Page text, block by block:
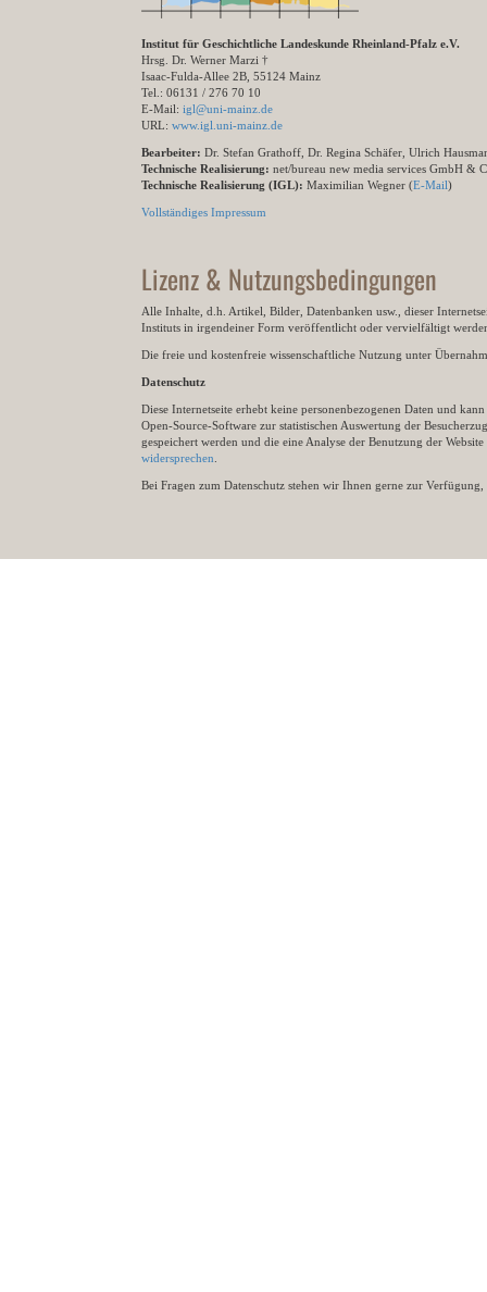
Institut für Geschichtliche Landeskunde Rheinland-Pfalz e.V.
Hrsg. Dr. Werner Marzi †
Isaac-Fulda-Allee 2B, 55124 Mainz
Tel.: 06131 / 276 70 10
E-Mail: igl@uni-mainz.de
URL: www.igl.uni-mainz.de
Bearbeiter: Dr. Stefan Grathoff, Dr. Regina Schäfer, Ulrich
Technische Realisierung: net/bureau new media services GmbH &
Technische Realisierung (IGL): Maximilian Wegner (E-Mail)
Vollständiges Impressum
Lizenz & Nutzungsbedingungen
Alle Inhalte, d.h. Artikel, Bilder, Datenbanken usw., dieser
Instituts in irgendeiner Form veröffentlicht oder vervielfältigt
Die freie und kostenfreie wissenschaftliche Nutzung unter
Datenschutz
Diese Internetseite erhebt keine personenbezogenen Daten und
Open-Source-Software zur statistischen Auswertung der
gespeichert werden und die eine Analyse der Benutzung der
widersprechen
Bei Fragen zum Datenschutz stehen wir Ihnen gerne zur